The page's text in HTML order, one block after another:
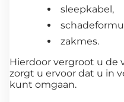
sleepkabel,
zakmes.
Hierdoor vergroot u de
zorgt u ervoor dat u in
kunt omgaan.